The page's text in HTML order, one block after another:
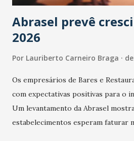
Abrasel prevê
2026
Por Lauriberto Carneiro Braga
Os empresários de Bares e
com expectativas positivas para o
Um levantamento da Abrasel
estabelecimentos esperam faturar